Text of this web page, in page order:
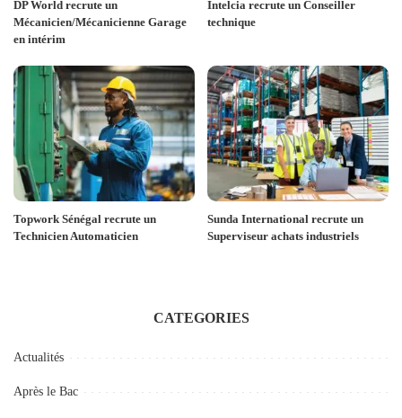
DP World recrute un
Mécanicien/Mécanicienne Garage
en intérim
Intelcia recrute un Conseiller
technique
Topwork Sénégal recrute un
Technicien Automaticien
Sunda International recrute un
Superviseur achats industriels
CATEGORIES
Actualités
Après le Bac